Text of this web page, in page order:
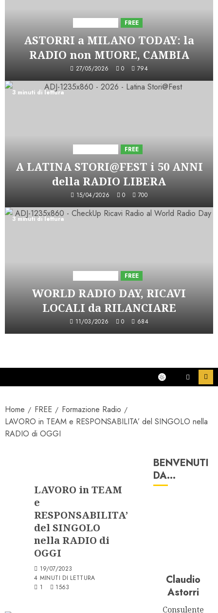
FREE
ASTORRI a MILANO TODAY: la
RADIO non MUORE, CAMBIA
27/05/2026 0 794
3 minuti di lettura
FREE
A LATINA STORI@FEST i 50 ANNI
della RADIO LIBERA
15/04/2026 0 700
3 minuti di lettura
FREE
WORLD RADIO DAY, RICAVI
LOCALI da RILANCIARE
11/03/2026 0 684
Home FREE
Formazione Radio
LAVORO in TEAM e RESPONSABILITA’ del SINGOLO nella
RADIO di OGGI
LAVORO in TEAM
e
RESPONSABILITA’
del SINGOLO
nella RADIO di
OGGI
19/07/2023
4 MINUTI DI LETTURA
1
1563
BENVENUTI
DA…
Claudio
Astorri
Consulente